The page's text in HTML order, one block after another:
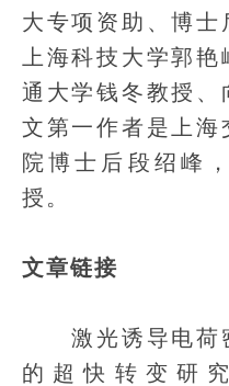
大专项资助、博士
上海科技大学郭
通大学钱冬教授、
文第一作者是上海
院博士后段绍峰
授。
文章链接
激光诱导电荷
的超快转变研究